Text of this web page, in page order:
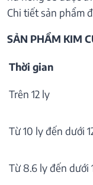
Chi tiết sản phẩm
SẢN PHẨM KIM
Thời gian
Trên 12 ly
Từ 10 ly đến dưới
Từ 8.6 ly đến dưới